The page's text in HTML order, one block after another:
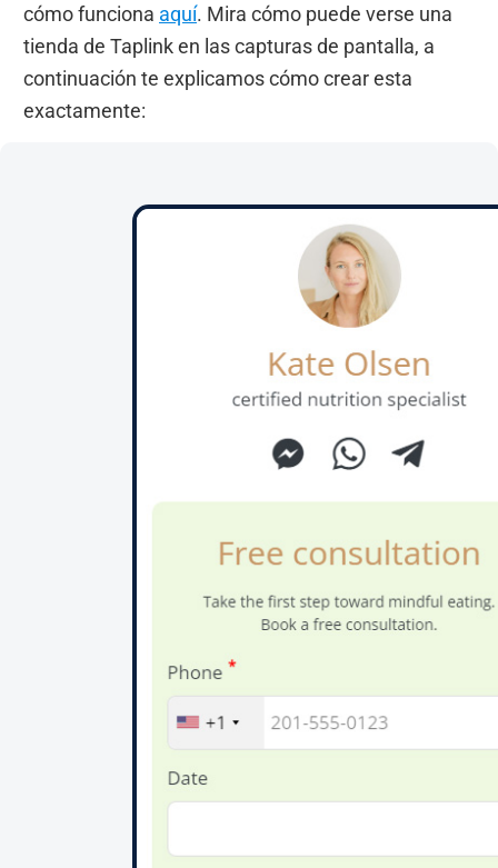
cómo funciona aquí. Mira cómo puede verse una
tienda de Taplink en las capturas de pantalla, a
continuación te explicamos cómo crear esta
exactamente: